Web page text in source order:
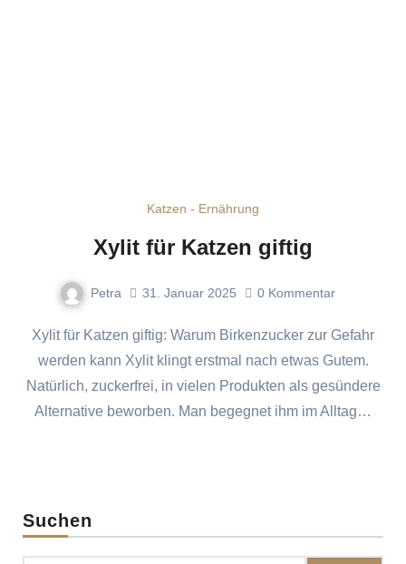
Katzen - Ernährung
Xylit für Katzen giftig
Petra 31. Januar 2025 0 Kommentar
Xylit für Katzen giftig: Warum Birkenzucker zur Gefahr
werden kann Xylit klingt erstmal nach etwas Gutem.
Natürlich, zuckerfrei, in vielen Produkten als gesündere
Alternative beworben. Man begegnet ihm im Alltag…
Suchen